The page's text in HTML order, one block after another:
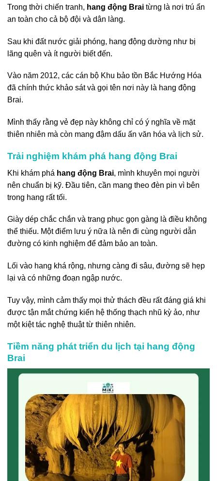
Trong thời chiến tranh, hang động Brai từng là nơi trú ẩn
an toàn cho cả bộ đội và dân làng.
Sau khi đất nước giải phóng, hang động dường như bị
lãng quên và ít người biết đến.
Vào năm 2012, các cán bộ Khu bảo tồn Bắc Hướng Hóa
đã chính thức khảo sát và gọi tên nơi này là hang động
Brai.
Mình thấy rằng vẻ đẹp này không chỉ có ý nghĩa về mặt
thiên nhiên mà còn mang đậm dấu ấn văn hóa và lịch sử.
Trải nghiệm khám phá hang động Brai
Khi khám phá hang động Brai, mình khuyên mọi người
nên chuẩn bị kỹ. Đầu tiên, cần mang theo đèn pin vì bên
trong hang rất tối.
Giày dép chắc chắn và trang phục gọn gàng là điều không
thể thiếu. Một điểm lưu ý nữa là nên đi cùng người dẫn
đường có kinh nghiệm để đảm bảo an toàn.
Lối vào hang khá rộng, nhưng càng đi sâu, đường sẽ hẹp
lại và có những đoạn ngập nước.
Tuy vậy, mình cảm thấy mọi thử thách đều rất đáng giá khi
được tận mắt chứng kiến hệ thống thạch nhũ kỳ ảo, như
một kiệt tác nghệ thuật từ thiên nhiên.
Tiềm năng phát triển du lịch tại hang động
Brai